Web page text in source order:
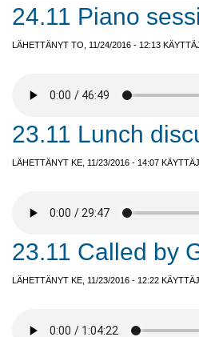
24.11 Piano
LÄHETTÄNYT TO, 11/24/2016 - 12:13
23.11 Lunch
LÄHETTÄNYT KE, 11/23/2016 - 14:07
23.11 Called by
LÄHETTÄNYT KE, 11/23/2016 - 12:22